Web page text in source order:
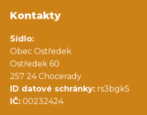
Kontakty
Sídlo:
Obec Ostředek
Ostředek 60
257 24 Chocerady
ID datové schránky: rs3bgk5
IČ: 00232424